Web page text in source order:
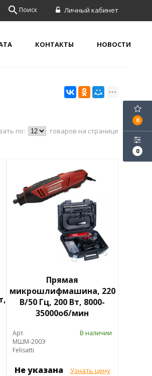
Личный кабинет
search Поиск
КОНТАКТЫ НОВОСТИ
0
0
по: товаров на странице
Прямая
микрошлифмашина, 220
В/50 Гц, 200 Вт, 8000-
35000об/мин
Арт.
МШМ-200Э
Felisatti
В наличии
Не указана Узнать цену